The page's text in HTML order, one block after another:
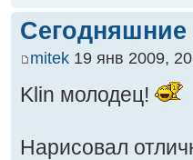
mitek 19 янв 2009,
Klin молодец!
Нарисовал